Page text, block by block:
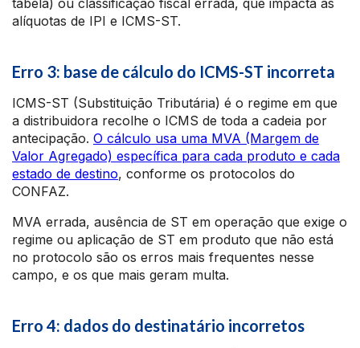
tabela) ou classificação fiscal errada, que impacta as
alíquotas de IPI e ICMS-ST.
Erro 3: base de cálculo do ICMS-ST incorreta
ICMS-ST (Substituição Tributária) é o regime em que
a distribuidora recolhe o ICMS de toda a cadeia por
antecipação. O cálculo usa uma MVA (Margem de
Valor Agregado) específica para cada produto e cada
estado de destino, conforme os protocolos do
CONFAZ.
MVA errada, ausência de ST em operação que exige o
regime ou aplicação de ST em produto que não está
no protocolo são os erros mais frequentes nesse
campo, e os que mais geram multa.
Erro 4: dados do destinatário incorretos